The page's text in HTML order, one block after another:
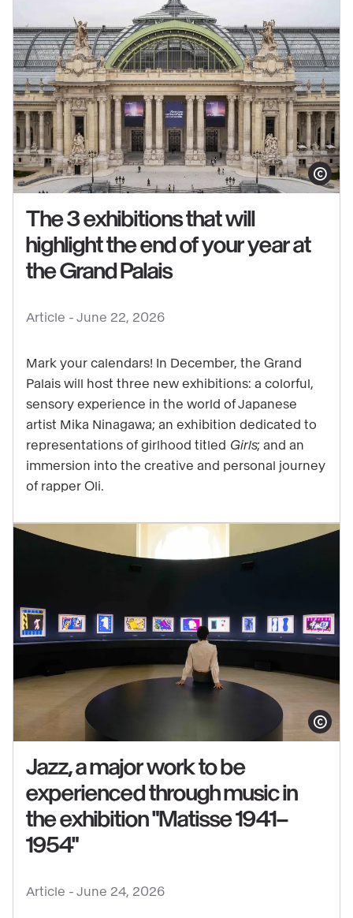
See
content
The
exhibitions
that
the
end
your
Grand
Palais
Show
Article - June 22, 2026
The 3 exhibitions that will
highlight the end of your year at
the Grand Palais
Mark your calendars! In December, the Grand
Palais will host three new exhibitions: a colorful,
sensory experience in the world of Japanese
artist Mika Ninagawa; an exhibition dedicated to
representations of girlhood titled Girls; and an
immersion into the creative and personal journey
of rapper Oli.
See
content
Jazz,
Show
Jazz, a major work to be
experienced through music in
the exhibition "Matisse 1941–
1954"
Article - June 24, 2026